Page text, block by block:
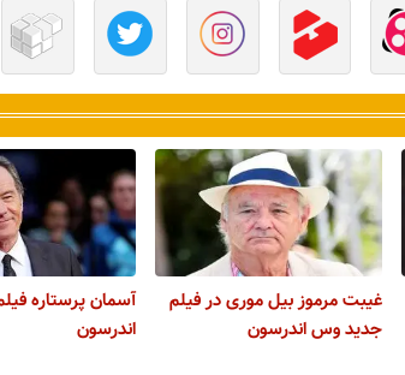
غیبت مرموز بیل موری در فیلم
جدید وس اندرسون
آسمان پرستاره
اندرسون